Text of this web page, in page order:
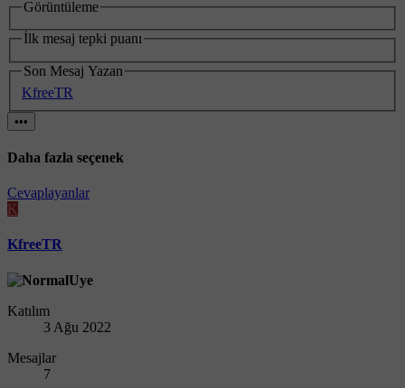
Görüntüleme
İlk mesaj tepki puanı
Son Mesaj Yazan
KfreeTR
•••
Daha fazla seçenek
Cevaplayanlar
K
KfreeTR
Katılım
3 Ağu 2022
Mesajlar
7